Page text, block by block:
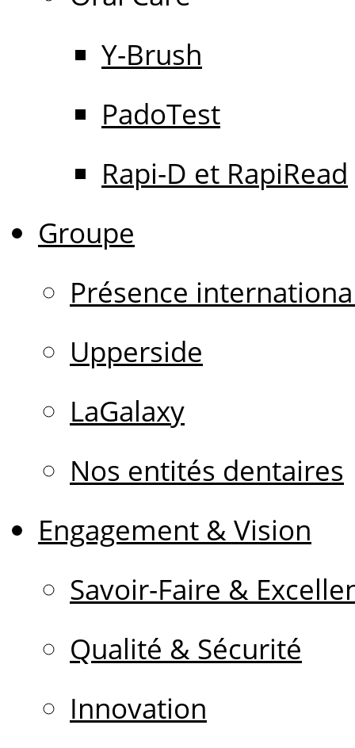
Y-Brush
PadoTest
Rapi-D et RapiRead
Groupe
Présence
Upperside
LaGalaxy
Nos entités dentaires
Engagement & Vision
Savoir-Faire &
Qualité & Sécurité
Innovation